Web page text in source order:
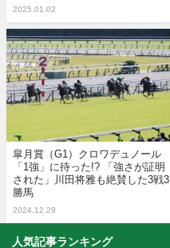
2025.01.02
皐月賞（G1）クロワデュノール
「1強」に待った!? 「強さが証明
された」川田将雅も絶賛した3戦3
勝馬
2024.12.29
人気記事ランキング